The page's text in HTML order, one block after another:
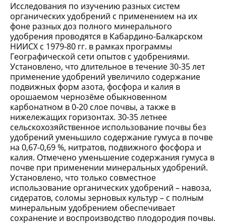
Исследования по изучению разных систем
органических удобрений с применением на их
фоне разных доз полного минерального
удобрения проводятся в Кабардино-Балкарском
НИИСХ с 1979-80 гг. в рамках программы
Географической сети опытов с удобрениями.
Установлено, что длительное в течение 30-35 лет
применение удобрений увеличило содержание
подвижных форм азота, фосфора и калия в
орошаемом чернозёме обыкновенном
карбонатном в 0-20 слое почвы, а также в
нижележащих горизонтах. 30-35 летнее
сельскохозяйственное использование почвы без
удобрений уменьшило содержание гумуса в почве
на 0,67-0,69 %, нитратов, подвижного фосфора и
калия. Отмечено уменьшение содержания гумуса в
почве при применении минеральных удобрений.
Установлено, что только совместное
использование органических удобрений – навоза,
сидератов, соломы зерновых культур – с полным
минеральным удобрением обеспечивает
сохранение и воспроизводство плодородия почвы.